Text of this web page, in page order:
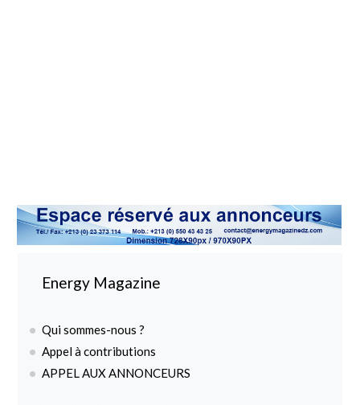
Energy Magazine
Qui sommes-nous ?
Appel à contributions
APPEL AUX ANNONCEURS